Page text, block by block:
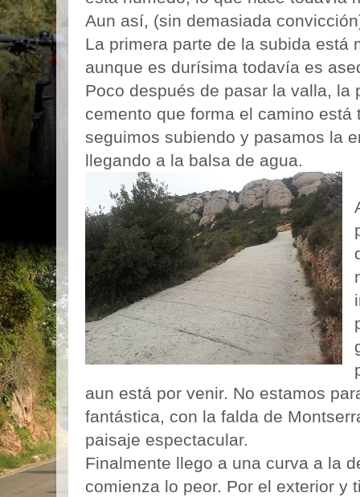
Aun así, (sin demasiada
La primera parte de la subida está
aunque es durísima todavía es
Poco después de pasar la valla, la
cemento que forma el camino está
seguimos subiendo y pasamos la
llegando a la balsa de agua.
aun está por venir. No estamos
fantástica, con la falda de
paisaje espectacular.
Finalmente llego a una curva a la
comienza lo peor. Por el exterior y